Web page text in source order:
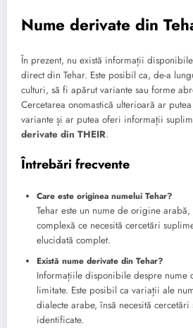
Nume derivate din
În prezent, nu există informații
direct din Tehar. Este posibil ca, de-a
culturi, să fi apărut variante sau forme
Cercetarea onomastică ulterioară ar
variante și ar putea oferi informații
derivate din THEIR.
Întrebări frecvente
Care este originea numelui Tehar?
Tehar este un nume de origine
complexă ce necesită cercetări
elucidată complet.
Există nume derivate din Tehar?
Informațiile disponibile despre nume
limitate. Este posibil ca variații ale
dialecte arabe, însă necesită
identificate.